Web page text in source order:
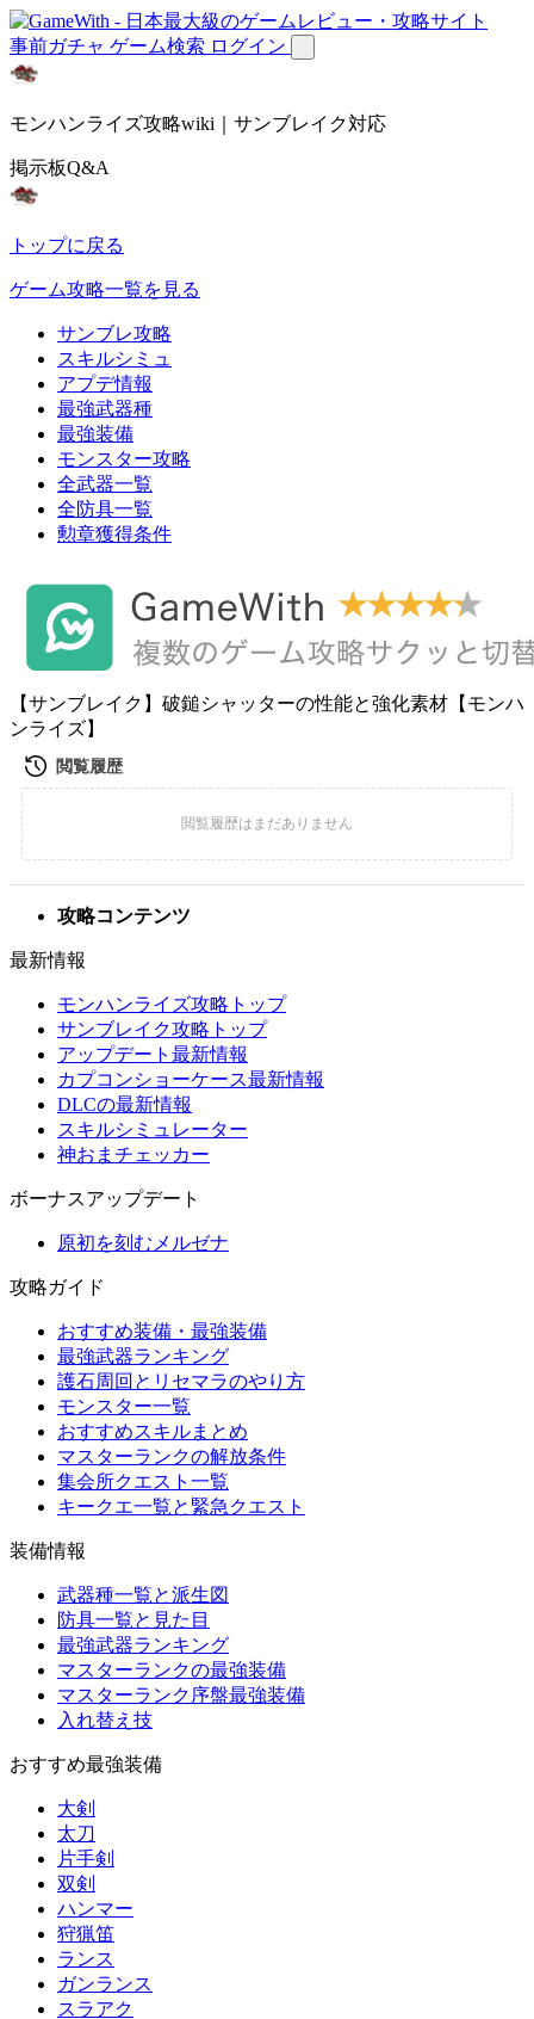
事前ガチャ ゲーム検索 ログイン
モンハンライズ攻略wiki｜サンブレイク対応
掲示板Q&A
トップに戻る
ゲーム攻略一覧を見る
サンブレ攻略
スキルシミュ
アプデ情報
最強武器種
最強装備
モンスター攻略
全武器一覧
全防具一覧
勲章獲得条件
【サンブレイク】破鎚シャッターの性能と強化素材【モンハ
ンライズ】
攻略コンテンツ
最新情報
モンハンライズ攻略トップ
サンブレイク攻略トップ
アップデート最新情報
カプコンショーケース最新情報
DLCの最新情報
スキルシミュレーター
神おまチェッカー
ボーナスアップデート
原初を刻むメルゼナ
攻略ガイド
おすすめ装備・最強装備
最強武器ランキング
護石周回とリセマラのやり方
モンスター一覧
おすすめスキルまとめ
マスターランクの解放条件
集会所クエスト一覧
キークエ一覧と緊急クエスト
装備情報
武器種一覧と派生図
防具一覧と見た目
最強武器ランキング
マスターランクの最強装備
マスターランク序盤最強装備
入れ替え技
おすすめ最強装備
大剣
太刀
片手剣
双剣
ハンマー
狩猟笛
ランス
ガンランス
スラアク